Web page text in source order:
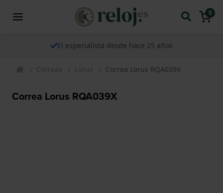
0
El especialista desde hace 25 años
Correas Lorus Correa Lorus RQA039X
Correa Lorus RQA039X